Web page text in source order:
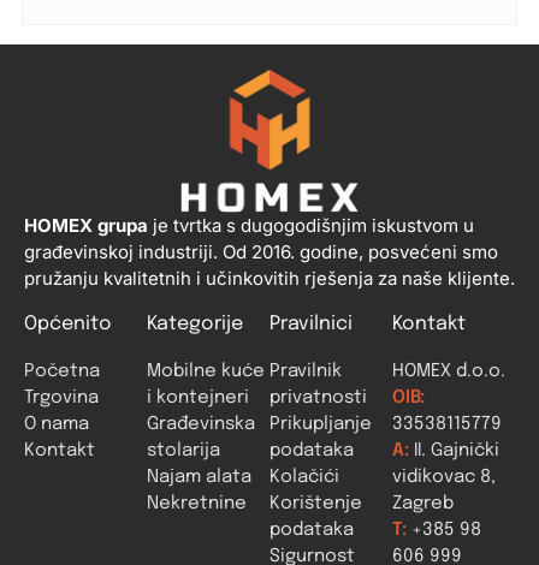
HOMEX grupa je tvrtka s dugogodišnjim iskustvom u
građevinskoj industriji. Od 2016. godine, posvećeni smo
pružanju kvalitetnih i učinkovitih rješenja za naše klijente.
Općenito
Početna
Trgovina
O nama
Kontakt
Kategorije
Mobilne kuće
i kontejneri
Građevinska
stolarija
Najam alata
Nekretnine
Pravilnici
Pravilnik
privatnosti
Prikupljanje
podataka
Kolačići
Korištenje
podataka
Sigurnost
Kontakt
HOMEX d.o.o.
OIB:
33538115779
A: II. Gajnički
vidikovac 8,
Zagreb
T: +385 98
606 999